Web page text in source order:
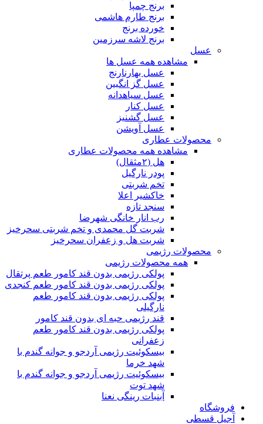
برنج چمپا
برنج طارم هاشمی
خورده برنج
برنج لاشه سرزمین
عسل
مشاهده همه عسل ها
عسل بهارنارنج
عسل گز انگبین
عسل سیاهدانه
عسل کنار
عسل گشنیز
عسل آویشن
محصولات عطاری
مشاهده همه محصولات عطاری
هل (۲مثقال)
پودر نارگیل
تخم شربتی
خاکشیر اعلا
سنجد تازه
رب انار خانگی شهرضا
شربت گل محمدی و تخم شربتی سحرخیز
شربت هل و زعفران سحرخیز
محصولات رژیمی
همه محصولات رژیمی
پولکی رژیمی بدون قند کامور طعم پرتقال
پولکی رژیمی بدون قند کامور طعم کنجدی
پولکی رژیمی بدون قند کامور طعم
نارگیلی
قند رژیمی حبه ای بدون قند کامور
پولکی رژیمی بدون قند کامور طعم
زعفرانی
بيسکوئيت رژیمی آردجو و جوانه گندم با
شهد خرما
بيسکوئيت رژیمی آردجو و جوانه گندم با
شهد توت
آبنبات رینگی نعنا
فروشگاه
آجیل قسطی